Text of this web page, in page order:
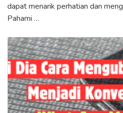
dapat menarik perhatian dan
Pahami …